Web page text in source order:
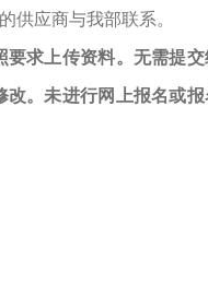
供应商与我部联系。
求上传资料。无需提交
。未进行网上报名或